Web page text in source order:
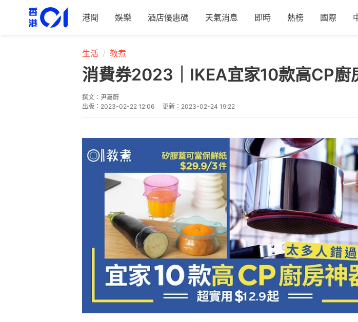
港聞 娛樂 酒店優惠碼 天氣消息 即時 熱榜 國際
生活 教煮
消費券2023｜IKEA宜家10款高CP
撰文： 尹嘉蔚
出版： 2023-02-22 12:06 更新： 2023-02-24 19:22